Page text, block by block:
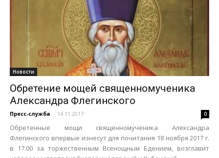
Новости
Обретение мощей священномученика
Александра Флегинского
Пресс-служба - 14.11.2017 0
Обретенные мощи священномученика Александра
Флегинского впервые изнесут для почитания 18 ноября 2017 г.
в 17.00 за торжественным Всенощным Бдением, возглавит